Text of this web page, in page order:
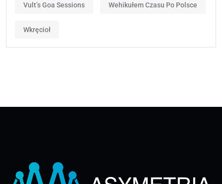
Vult’s Goa Sessions Wehikułem Czasu Po Polsce
Wkręcioł